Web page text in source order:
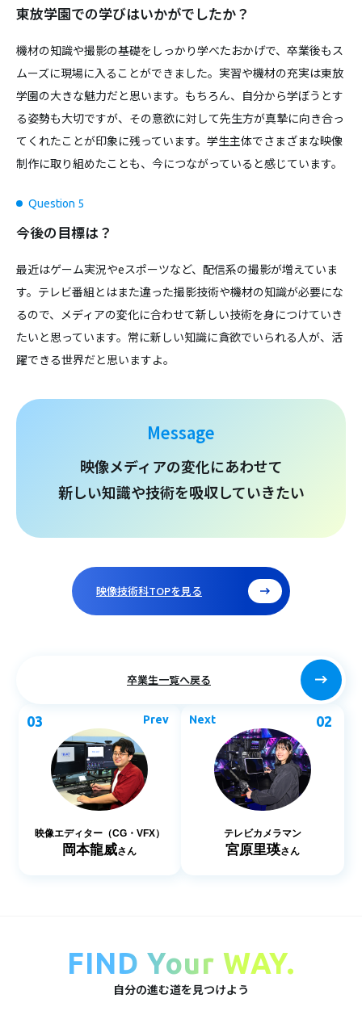
東放学園での学びはいかがでしたか？
機材の知識や撮影の基礎をしっかり学べたおかげで、卒業後もス
ムーズに現場に入ることができました。実習や機材の充実は東放
学園の大きな魅力だと思います。もちろん、自分から学ぼうとす
る姿勢も大切ですが、その意欲に対して先生方が真摯に向き合っ
てくれたことが印象に残っています。学生主体でさまざまな映像
制作に取り組めたことも、今につながっていると感じています。
Question 5
今後の目標は？
最近はゲーム実況やeスポーツなど、配信系の撮影が増えていま
す。テレビ番組とはまた違った撮影技術や機材の知識が必要にな
るので、メディアの変化に合わせて新しい技術を身につけていき
たいと思っています。常に新しい知識に貪欲でいられる人が、活
躍できる世界だと思いますよ。
Message
映像メディアの変化にあわせて
新しい知識や技術を吸収していきたい
映像技術科TOPを見る
卒業生一覧へ戻る
映像エディター（CG・VFX）
岡本龍威さん
03 Prev
テレビカメラマン
宮原里瑛さん
02
Next
FIND Your WAY.
自分の進む道を見つけよう